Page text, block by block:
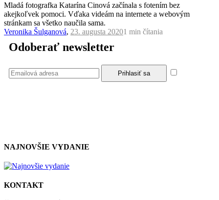
Mladá fotografka Katarína Cinová začínala s fotením bez
akejkoľvek pomoci. Vďaka videám na internete a webovým
stránkam sa všetko naučila sama.
Veronika Šulganová, 23. augusta 20201 min čítania
Odoberať newsletter
NAJNOVŠIE VYDANIE
KONTAKT